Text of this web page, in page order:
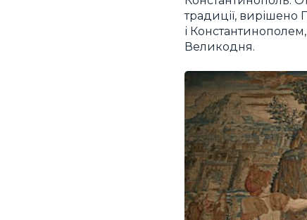
традиції, вирішено
і
Великодня.